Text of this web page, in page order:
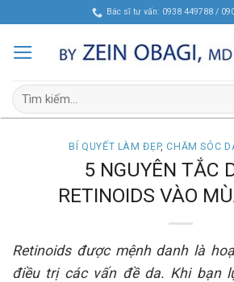
content
Bác sĩ tư vấn: 0938 449788 /
Tìm
kiếm:
BÍ QUYẾT LÀM ĐẸP,CHĂM SÓC
5 NGUYÊN TẮC
RETINOIDS VÀO
Retinoids được mệnh danh là
điều trị các vấn đề da. Khi bạn